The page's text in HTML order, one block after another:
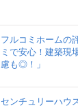
フルコミホームの
ミで安心！建築現
慮も◎！」
センチュリーハウ